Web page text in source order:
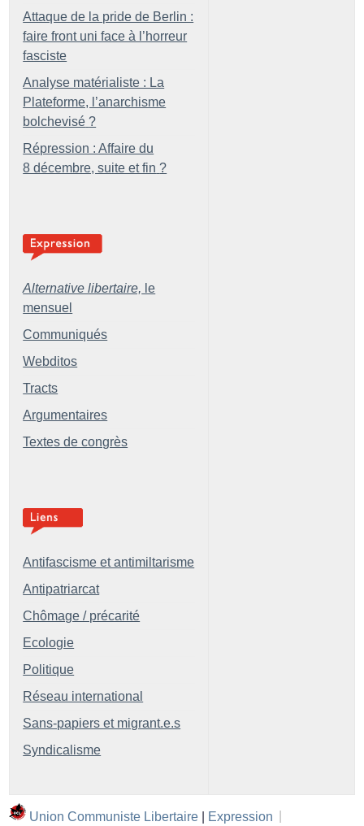
Attaque de la pride de Berlin :
faire front uni face à l’horreur
fasciste
Analyse matérialiste : La
Plateforme, l’anarchisme
bolchevisé ?
Répression : Affaire du
8 décembre, suite et fin ?
Alternative libertaire, le
mensuel
Communiqués
Webditos
Tracts
Argumentaires
Textes de congrès
Antifascisme et antimiltarisme
Antipatriarcat
Chômage / précarité
Ecologie
Politique
Réseau international
Sans-papiers et migrant.e.s
Syndicalisme
Union Communiste Libertaire | Expression